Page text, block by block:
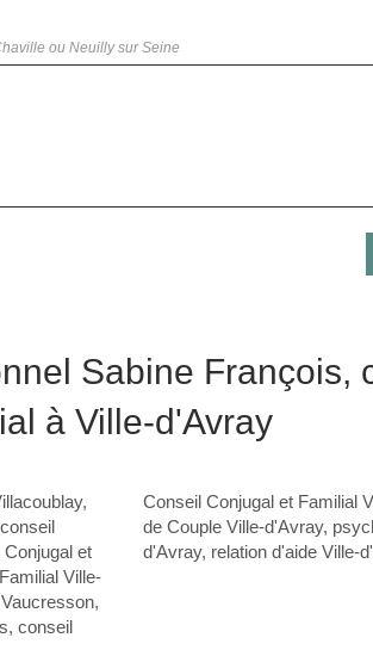
ou Neuilly sur Seine
Sabine François,
à Ville-d'Avray
,
conseil
et
Ville-
,
, conseil
Conseil Conjugal et Familial
de Couple Ville-d'Avray,
d'Avray, relation d'aide Ville-